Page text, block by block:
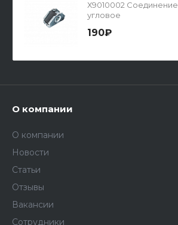
Х9010002 Соединение
угловое
190₽
О компании
О компании
Новости
Статьи
Отзывы
Вакансии
Сотрудники